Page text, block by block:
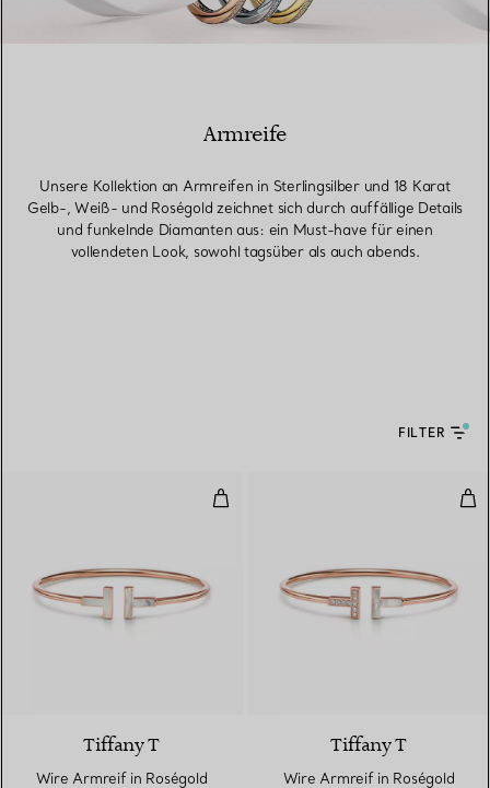
Armreife
Unsere Kollektion an Armreifen in Sterlingsilber und 18 Karat
Gelb-, Weiß- und Roségold zeichnet sich durch auffällige Details
und funkelnde Diamanten aus: ein Must-have für einen
vollendeten Look, sowohl tagsüber als auch abends.
FILTER
Wire Armreif in Roségold mit
Tiffany T
Wire Armreif in Roségold
Tiffany T
Wire Armreif in Roségold